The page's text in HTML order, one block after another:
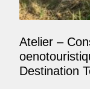
Atelier –
Destination